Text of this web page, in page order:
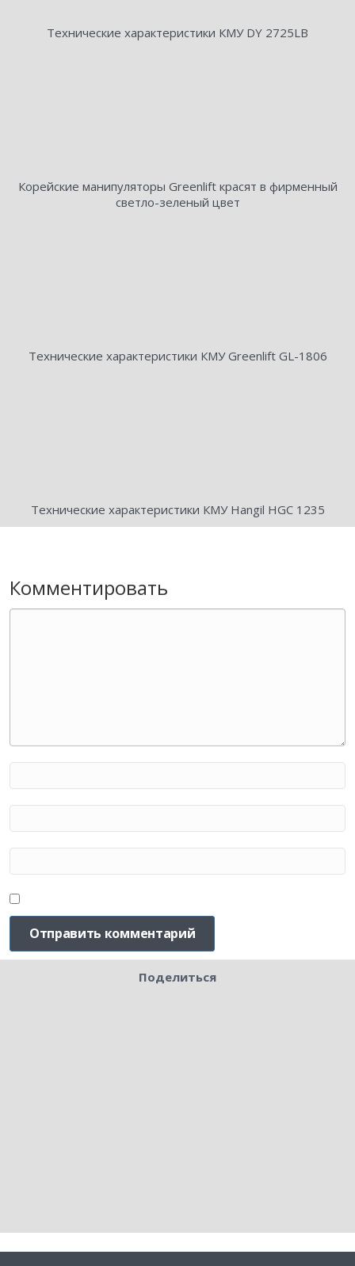
Технические характеристики КМУ DY 2725LB
Корейские манипуляторы Greenlift красят в фирменный
светло-зеленый цвет
Технические характеристики КМУ Greenlift GL-1806
Технические характеристики КМУ Hangil HGC 1235
Комментировать
Поделиться